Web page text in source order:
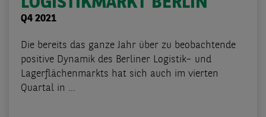
Q4 2021
Die bereits das ganze Jahr über zu beobachtende
positive Dynamik des Berliner Logistik– und
Lagerflächenmarkts hat sich auch im vierten
Quartal in ...